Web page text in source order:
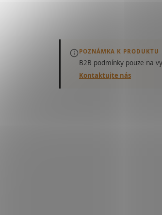
POZNÁMKA K PRODUKTU
B2B podmínky pouze na
Kontaktujte nás